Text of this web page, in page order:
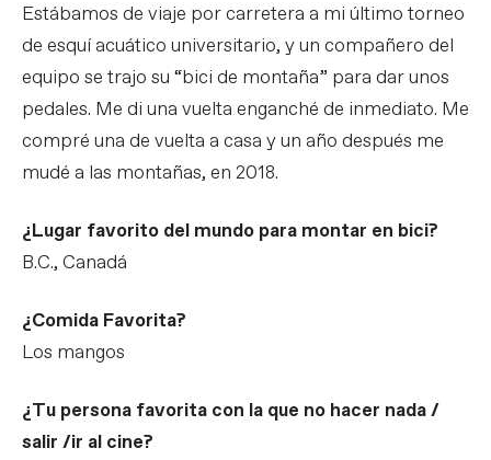
Estábamos de viaje por carretera a mi último torneo
de esquí acuático universitario, y un compañero del
equipo se trajo su “bici de montaña” para dar unos
pedales. Me di una vuelta enganché de inmediato. Me
compré una de vuelta a casa y un año después me
mudé a las montañas, en 2018.
¿Lugar favorito del mundo para montar en bici?
B.C., Canadá
¿Comida Favorita?
Los mangos
¿Tu persona favorita con la que no hacer nada /
salir /ir al cine?